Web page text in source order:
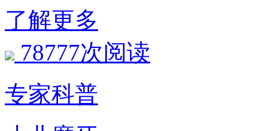
了解更多
78777次阅读
专家科普